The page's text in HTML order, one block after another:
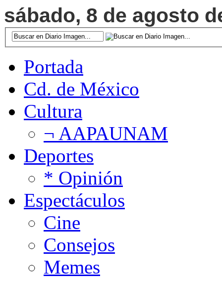
sábado, 8 de agosto
Portada
Cd. de México
Cultura
¬ AAPAUNAM
Deportes
* Opinión
Espectáculos
Cine
Consejos
Memes